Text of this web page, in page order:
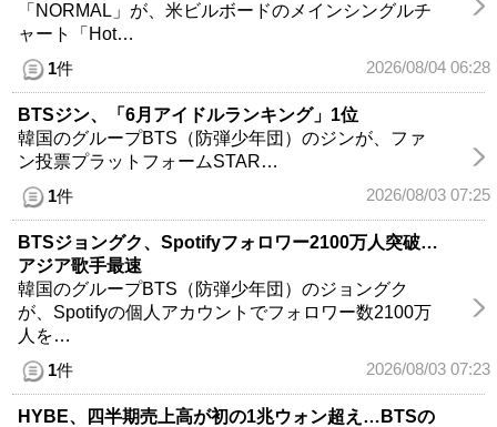
「NORMAL」が、米ビルボードのメインシングルチ
ャート「Hot…
2026/08/04 06:28
1件
BTSジン、「6月アイドルランキング」1位
韓国のグループBTS（防弾少年団）のジンが、ファ
ン投票プラットフォームSTAR…
2026/08/03 07:25
1件
BTSジョングク、Spotifyフォロワー2100万人突破…
アジア歌手最速
韓国のグループBTS（防弾少年団）のジョングク
が、Spotifyの個人アカウントでフォロワー数2100万
人を…
2026/08/03 07:23
1件
HYBE、四半期売上高が初の1兆ウォン超え…BTSの